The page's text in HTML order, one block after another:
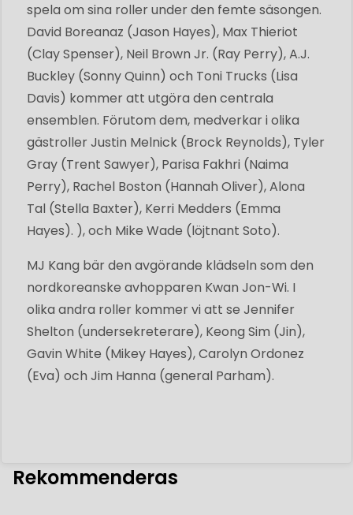
spela om sina roller under den femte säsongen.
David Boreanaz (Jason Hayes), Max Thieriot
(Clay Spenser), Neil Brown Jr. (Ray Perry), A.J.
Buckley (Sonny Quinn) och Toni Trucks (Lisa
Davis) kommer att utgöra den centrala
ensemblen. Förutom dem, medverkar i olika
gästroller Justin Melnick (Brock Reynolds), Tyler
Gray (Trent Sawyer), Parisa Fakhri (Naima
Perry), Rachel Boston (Hannah Oliver), Alona
Tal (Stella Baxter), Kerri Medders (Emma
Hayes). ), och Mike Wade (löjtnant Soto).
MJ Kang bär den avgörande klädseln som den
nordkoreanske avhopparen Kwan Jon-Wi. I
olika andra roller kommer vi att se Jennifer
Shelton (undersekreterare), Keong Sim (Jin),
Gavin White (Mikey Hayes), Carolyn Ordonez
(Eva) och Jim Hanna (general Parham).
Rekommenderas